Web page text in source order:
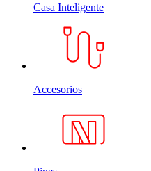
Casa Inteligente
Accesorios